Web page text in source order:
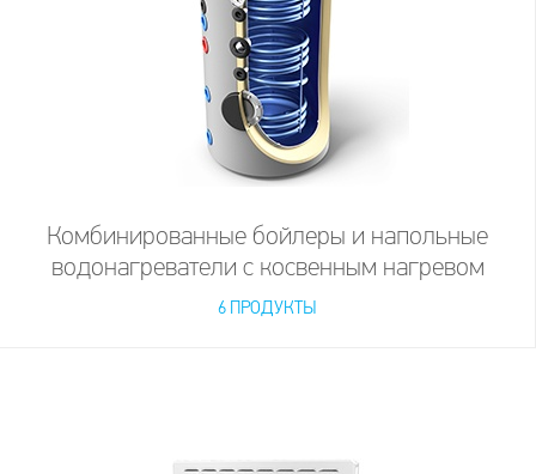
Комбинированные бойлеры и напольные
водонагреватели с косвенным нагревом
6 ПРОДУКТЫ